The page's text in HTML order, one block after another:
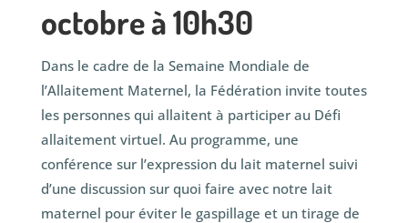
octobre à 10h30
Dans le cadre de la Semaine Mondiale de
l’Allaitement Maternel, la Fédération invite toutes
les personnes qui allaitent à participer au Défi
allaitement virtuel. Au programme, une
conférence sur l’expression du lait maternel suivi
d’une discussion sur quoi faire avec notre lait
maternel pour éviter le gaspillage et un tirage de